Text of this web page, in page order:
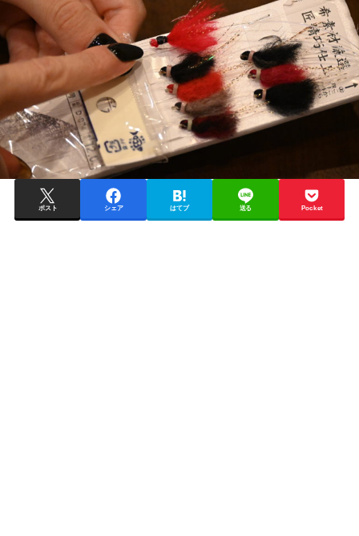
ポスト シェア はてブ 送る Pocket